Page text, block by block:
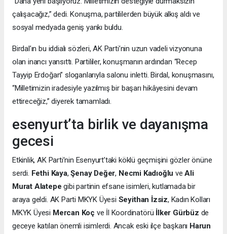
çalışacağız,” dedi. Konuşma, partililerden büyük alkış aldı ve
sosyal medyada geniş yankı buldu.
Birdal’ın bu iddialı sözleri, AK Parti’nin uzun vadeli vizyonuna
olan inancı yansıttı. Partililer, konuşmanın ardından “Recep
Tayyip Erdoğan” sloganlarıyla salonu inletti. Birdal, konuşmasını,
“Milletimizin iradesiyle yazılmış bir başarı hikâyesini devam
ettireceğiz,” diyerek tamamladı.
esenyurt’ta birlik ve dayanışma
gecesi
Etkinlik, AK Parti’nin Esenyurt’taki köklü geçmişini gözler önüne
serdi. Fethi Kaya,Şenay Değer, Necmi Kadıoğlu veAli
Murat Alatepe gibi partinin efsane isimleri, kutlamada bir
araya geldi. AK Parti MKYK Üyesi Seyithan İzsiz, Kadın Kolları
MKYK Üyesi Mercan Koç ve İl Koordinatörü İlker Gürbüz de
geceye katılan önemli isimlerdi. Ancak eski ilçe başkanı Harun